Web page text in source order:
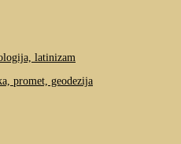
latinizam
promet, geodezija